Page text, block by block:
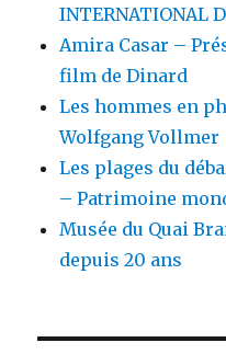
INTERNATIONAL
Amira Casar –
film de Dinard
Les hommes en
Wolfgang Vollmer
Les plages du
– Patrimoine
Musée du Quai
depuis 20 ans